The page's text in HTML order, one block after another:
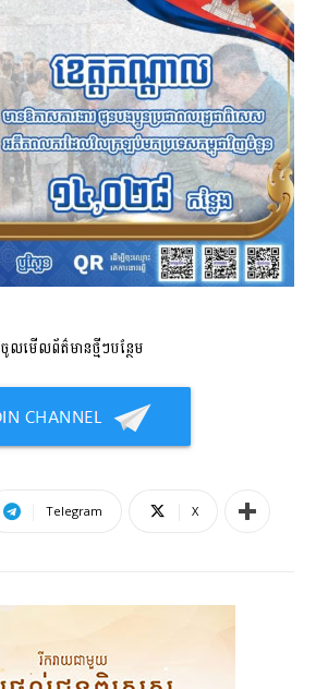
ចូលមើលព័ត៌មានថ្មីៗបន្ថែម
Telegram X